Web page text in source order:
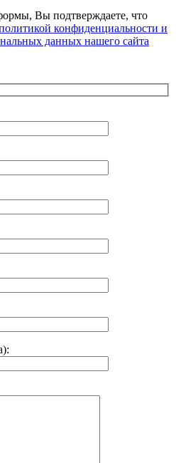
Вы подтверждаете, что
конфиденциальности и
данных нашего сайта